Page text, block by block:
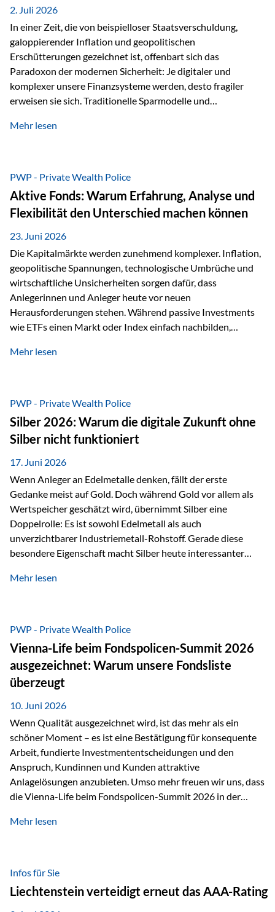
2. Juli 2026
In einer Zeit, die von beispielloser Staatsverschuldung,
galoppierender Inflation und geopolitischen
Erschütterungen gezeichnet ist, offenbart sich das
Paradoxon der modernen Sicherheit: Je digitaler und
komplexer unsere Finanzsysteme werden, desto fragiler
erweisen sie sich. Traditionelle Sparmodelle und
unumstößlich galten, versagen angesichts der expansiven
Nostalgie dar, sondern ist die modernste und strategisch
klügste Antwort auf globale Instabilität. Physische Werte
und der richtige Rechtsstandort sind heute keine bloße
Option mehr, sondern eine strategische Notwendigkeit. 1.
Der massive Aufwand hinter einem winzigen…
Mehr lesen
PWP - Private Wealth Police
Aktive Fonds: Warum Erfahrung, Analyse und
Flexibilität den Unterschied machen können
23. Juni 2026
Die Kapitalmärkte werden zunehmend komplexer. Inflation,
geopolitische Spannungen, technologische Umbrüche und
wirtschaftliche Unsicherheiten sorgen dafür, dass
Anlegerinnen und Anleger heute vor neuen
Herausforderungen stehen. Während passive Investments
wie ETFs einen Markt oder Index einfach nachbilden,
setzen auf die Expertise erfahrener Fondsmanager, die
Veränderungen geprägt ist, kann diese aktive
Herangehensweise einen entscheidenden Mehrwert bieten.
Was zeichnet aktive Fonds aus? Aktive Fonds verfolgen das
Ziel, nicht nur einen Markt abzubilden, sondern gezielt
Anlageentscheidungen zu treffen. Fondsmanager
analysieren Unternehmen,…
Mehr lesen
PWP - Private Wealth Police
Silber 2026: Warum die digitale Zukunft ohne
Silber nicht funktioniert
17. Juni 2026
Wenn Anleger an Edelmetalle denken, fällt der erste
Gedanke meist auf Gold. Doch während Gold vor allem als
Wertspeicher geschätzt wird, übernimmt Silber eine
Doppelrolle: Es ist sowohl Edelmetall als auch
unverzichtbarer Industriemetall-Rohstoff. Gerade diese
besondere Eigenschaft macht Silber heute interessanter
elektrischer – und genau dort spielt Silber eine
Leitfähigkeit aller Metalle. Diese Eigenschaft macht es für
zahlreiche Zukunftstechnologien praktisch unverzichtbar.
Silber findet sich unter anderem in: Solarmodulen
Elektrofahrzeugen Halbleitern Smartphones und Tablets…
Mehr lesen
PWP - Private Wealth Police
Vienna-Life beim Fondspolicen-Summit 2026
ausgezeichnet: Warum unsere Fondsliste
überzeugt
10. Juni 2026
Wenn Qualität ausgezeichnet wird, ist das mehr als ein
schöner Moment – es ist eine Bestätigung für konsequente
Arbeit, fundierte Investmententscheidungen und den
Anspruch, Kundinnen und Kunden attraktive
Anlagelösungen anzubieten. Umso mehr freuen wir uns, dass
die Vienna-Life beim Fondspolicen-Summit 2026 in der
dieser Ehrung ist der renommierte Fondspolicenreport der
analysiert und verglichen wurden. Das Ergebnis: Die ETF-
Auswahl der Vienna-Life zählt zu den drei besten Angeboten
am Markt. Für uns ist diese Auszeichnung eine Bestätigung
Mehr lesen
Infos für Sie
Liechtenstein verteidigt erneut das AAA-Rating